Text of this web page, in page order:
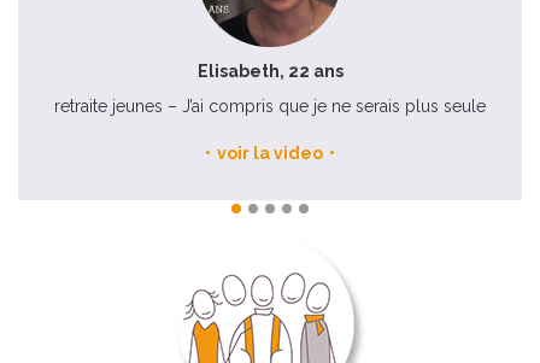
Elisabeth, 22 ans
retraite jeunes – J’ai compris que je ne serais plus seule
voir la video